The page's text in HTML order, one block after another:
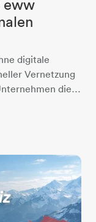
eww
digitale
Vernetzung
die…